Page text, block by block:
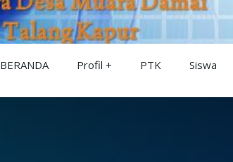
BERANDA Profil PTK Siswa